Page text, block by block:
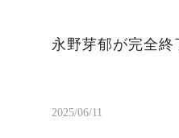
永野芽郁が完全
2025/06/11